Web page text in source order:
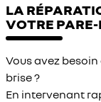
LA
VOTRE PARE-
Vous avez
brise ?
En intervenant